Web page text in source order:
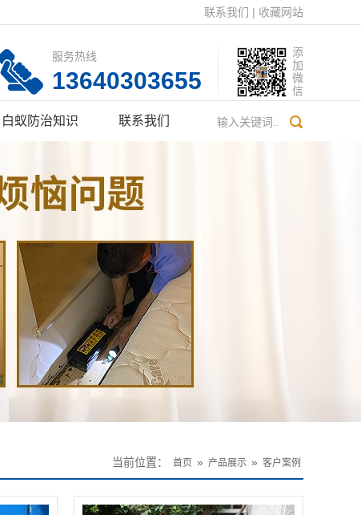
联系我们 | 收藏网站
添
加
微
信
服务热线
13640303655
白蚁防治知识 联系我们
当前位置： 首页 » 产品展示 » 客户案例